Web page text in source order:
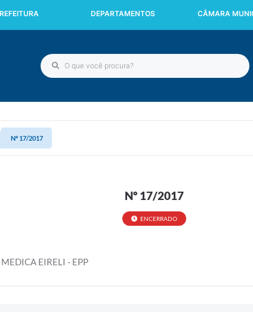
DEPARTAMENTOS CÂMARA
Nº 17/2017
Nº 17/2017
ENCERRADO
EIRELI - EPP